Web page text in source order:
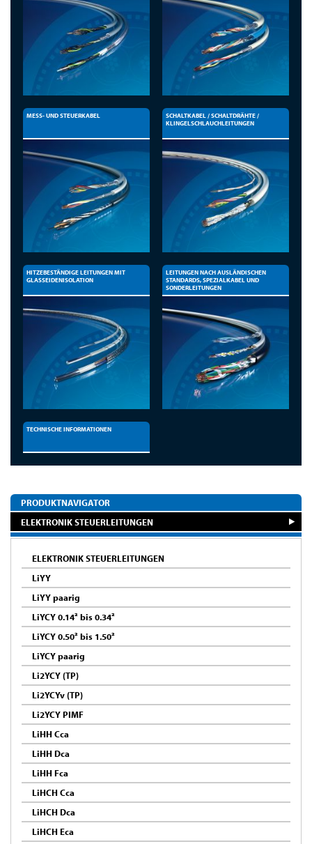
MESS- UND STEUERKABEL
SCHALTKABEL / SCHALTDRÄHTE /
KLINGELSCHLAUCHLEITUNGEN
HITZEBESTÄNDIGE LEITUNGEN MIT
GLASSEIDENISOLATION
LEITUNGEN NACH AUSLÄNDISCHEN
STANDARDS, SPEZIALKABEL UND
SONDERLEITUNGEN
TECHNISCHE INFORMATIONEN
PRODUKTNAVIGATOR
ELEKTRONIK STEUERLEITUNGEN
ELEKTRONIK STEUERLEITUNGEN
LiYY
LiYY paarig
LiYCY 0.14² bis 0.34²
LiYCY 0.50² bis 1.50²
LiYCY paarig
Li2YCY (TP)
Li2YCYv (TP)
Li2YCY PIMF
LiHH Cca
LiHH Dca
LiHH Fca
LiHCH Cca
LiHCH Dca
LiHCH Eca